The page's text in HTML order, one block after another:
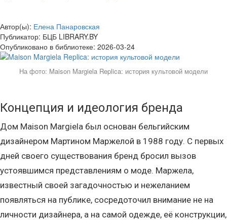
Автор(ы): Елена Панаровская
Публикатор: БЦБ LIBRARY.BY
Опубликовано в библиотеке: 2026-03-24
На фото: Maison Margiela Replica: история культовой модели
Концепция и идеология бренда
Дом Maison Margiela был основан бельгийским
дизайнером Мартином Маржелой в 1988 году. С первых
дней своего существования бренд бросил вызов
устоявшимся представлениям о моде. Маржела,
известный своей загадочностью и нежеланием
появляться на публике, сосредоточил внимание не на
личности дизайнера, а на самой одежде, её конструкции,